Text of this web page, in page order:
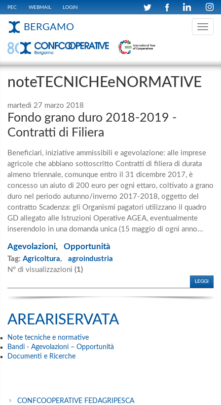
PEC WEBMAIL LOGIN
Toggle
BERGAMO
noteTECNICHEeNORMATIVE
martedì 27 marzo 2018
Fondo grano duro 2018-2019 -
Contratti di Filiera
Beneficiari, iniziative ammissibili e agevolazione: alle imprese
agricole che abbiano sottoscritto Contratti di filiera di durata
almeno triennale, comunque entro il 31 dicembre 2017, è
concesso un aiuto di 200 euro per ogni ettaro, coltivato a grano
duro nel periodo autunno/inverno 2017-2018, oggetto del
contratto Scadenza: gli Organismi pagatori utilizzano il quadro
GD allegato alle Istruzioni Operative AGEA, eventualmente
inserendolo in una domanda unica (15 maggio di ogni anno...
Agevolazioni, Opportunità
Tag: Agricoltura, agroindustria
N° di visualizzazioni (1)
LEGGI
AREARISERVATA
Note tecniche e normative
Bandi - Agevolazioni – Opportunità
Documenti e Ricerche
CONFCOOPERATIVE FEDAGRIPESCA